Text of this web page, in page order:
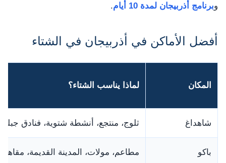
وبرنامج أذربيجان لمدة 10 أيام .
أفضل الأماكن في أذربيجان في الشتاء
المكان لماذا يناسب الشتاء؟
شاهداغ ثلوج، منتجع، أنشطة شتوية، فنادق جبلية
باكو
مطاعم، مولات، المدينة القديمة، مقاهي